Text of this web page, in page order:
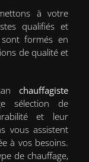
à votre
qualifiés et
formés en
de qualité et
chauffagiste
sélection de
et leur
vous assistent
à vos besoins.
de chauffage,